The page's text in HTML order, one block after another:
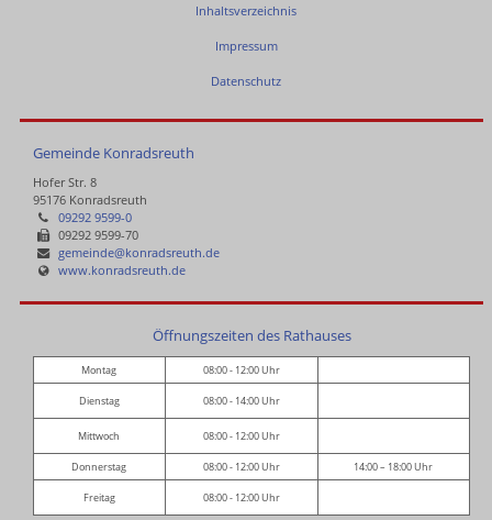
Inhaltsverzeichnis
Impressum
Datenschutz
Gemeinde Konradsreuth
Hofer Str. 8
95176 Konradsreuth
09292 9599-0
09292 9599-70
gemeinde@konradsreuth.de
www.konradsreuth.de
Öffnungszeiten des Rathauses
Montag 08:00 - 12:00 Uhr
Dienstag 08:00 - 14:00 Uhr
Mittwoch 08:00 - 12:00 Uhr
Donnerstag 08:00 - 12:00 Uhr 14:00 – 18:00 Uhr
Freitag 08:00 - 12:00 Uhr